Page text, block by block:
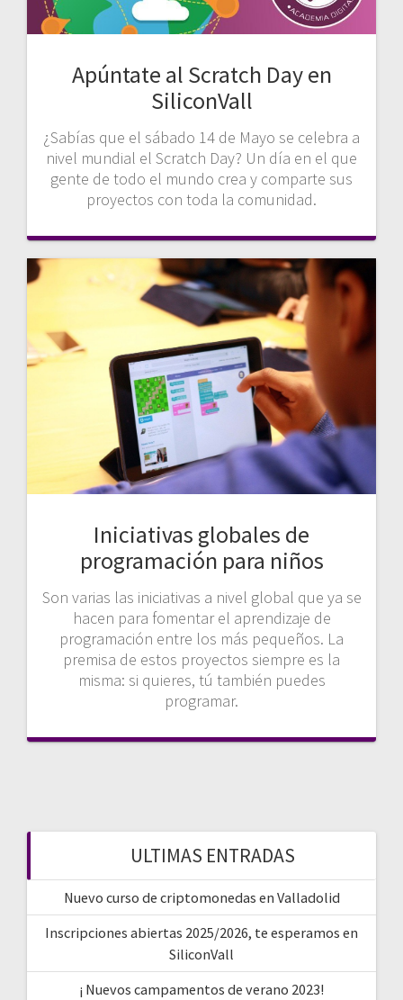
Apúntate al Scratch Day en
SiliconVall
¿Sabías que el sábado 14 de Mayo se celebra a
nivel mundial el Scratch Day? Un día en el que
gente de todo el mundo crea y comparte sus
proyectos con toda la comunidad.
Iniciativas globales de
programación para niños
Son varias las iniciativas a nivel global que ya se
hacen para fomentar el aprendizaje de
programación entre los más pequeños. La
premisa de estos proyectos siempre es la
misma: si quieres, tú también puedes
programar.
ULTIMAS ENTRADAS
Nuevo curso de criptomonedas en Valladolid
Inscripciones abiertas 2025/2026, te esperamos en
SiliconVall
¡ Nuevos campamentos de verano 2023!